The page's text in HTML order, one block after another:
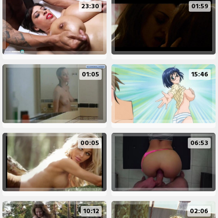
23:30 01:59
01:05 15:46
00:05 06:53
10:12 02:06